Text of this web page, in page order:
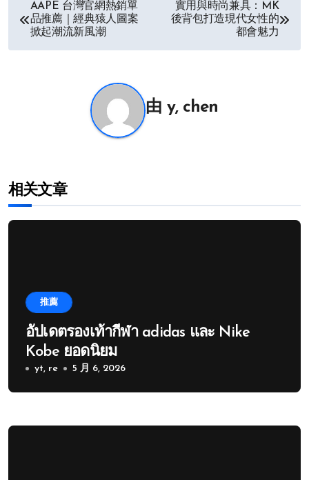
AAPE 台灣官網熱銷單
品推薦｜經典猿人圖案
掀起潮流新風潮
實用與時尚兼具：MK
後背包打造現代女性的
都會魅力
由 y, chen
相关文章
推薦
อัปเดตรองเท้ากีฬา adidas และ Nike
Kobe ยอดนิยม
yt, re 5 月 6, 2026